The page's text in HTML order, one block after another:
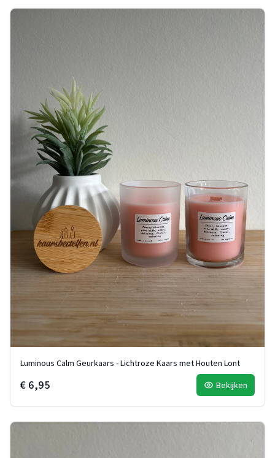
Luminous Calm Geurkaars - Lichtroze Kaars met Houten Lont
€ 6,95 Bekijken